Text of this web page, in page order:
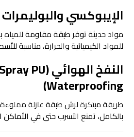
الإيبوكسي والبوليمرات
مواد حديثة توفر طبقة مقاومة للمياه
للمواد الكيميائية والحرارة، مناسبة
النفخ الهوائي (Spray PU
Waterproofing)
طريقة مبتكرة لرش طبقة عازلة مملوءة
بالكامل، تمنع التسرب حتى في الأماكن